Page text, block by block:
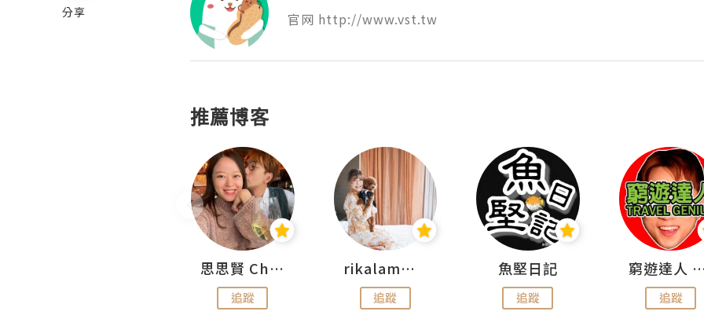
分享 官网 http://www.vst.tw
推薦博客
思思賢 ChillMyBabe
追蹤
rikalammm
追蹤
魚堅日記
追蹤
窮遊達人
追蹤